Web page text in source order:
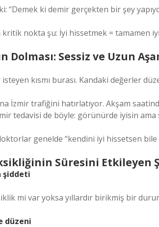
“Demek ki demir gerçekten bir şey
nokta şu: İyi hissetmek = tamamen
Dolması: Sessiz ve Uzun
isteyen kısmı burası. Kandaki değerler
İzmir trafiğini hatırlatıyor. Akşam
tedavisi de böyle: görünürde iyisin
genelde “kendini iyi hissetsen bile
Süresini Etkileyen
şiddeti
mi var yoksa yıllardır birikmiş bir
düzeni